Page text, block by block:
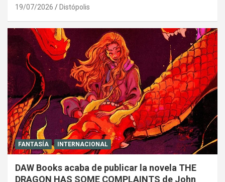
19/07/2026 Distópolis
FANTASÍA INTERNACIONAL
DAW Books acaba de publicar la novela THE
DRAGON HAS SOME COMPLAINTS de John